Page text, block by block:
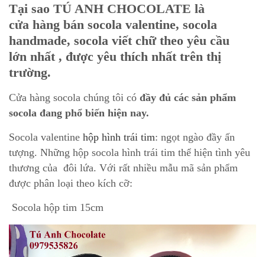
Tại sao TÚ ANH CHOCOLATE là
cửa hàng bán socola valentine, socola
handmade, socola viết chữ theo yêu cầu
lớn nhất , được yêu thích nhất trên thị
trường.
Cửa hàng socola chúng tôi có đầy đủ các sản phẩm
socola đang phổ biến hiện nay.
Socola valentine hộp hình trái tim: ngọt ngào đầy ấn
tượng. Những hộp socola hình trái tim thể hiện tình yêu
thương của đôi lứa. Với rất nhiều mẫu mã sản phẩm
được phân loại theo kích cỡ:
Socola hộp tim 15cm